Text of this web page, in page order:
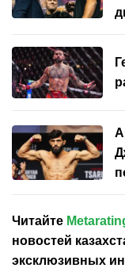
Читайте
новостей
эксклюзивных